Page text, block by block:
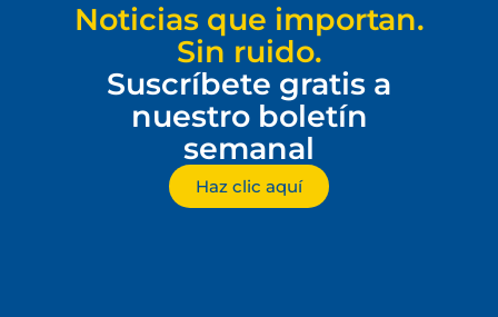
Noticias que importan.
Sin ruido.
Suscríbete gratis a
nuestro boletín
semanal
Haz clic aquí